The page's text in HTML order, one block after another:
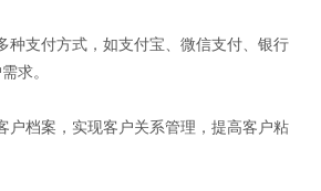
种支付方式，如支付宝、微信支付、银行
求。
户档案，实现客户关系管理，提高客户粘